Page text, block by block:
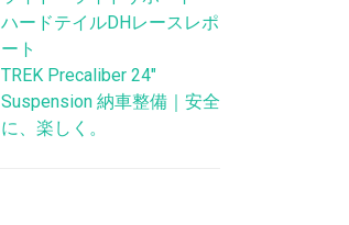
ハードテイルDHレースレポ
ート
TREK Precaliber 24″
Suspension 納車整備｜安全
に、楽しく。